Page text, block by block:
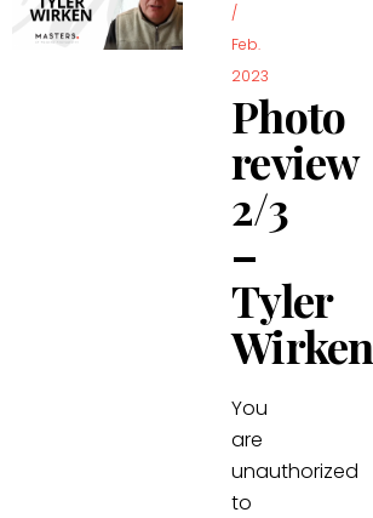
/
Feb.
2023
Photo
review
2/3
–
Tyler
Wirken
You
are
unauthorized
to